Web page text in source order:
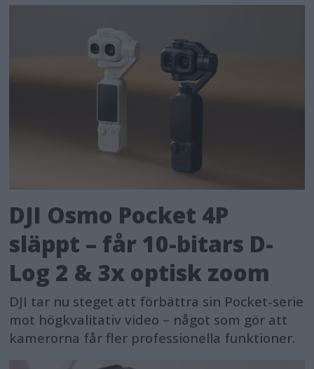
DJI Osmo Pocket 4P
släppt – får 10-bitars D-
Log 2 & 3x optisk zoom
DJI tar nu steget att förbättra sin Pocket-serie
mot högkvalitativ video – något som gör att
kamerorna får fler professionella funktioner.